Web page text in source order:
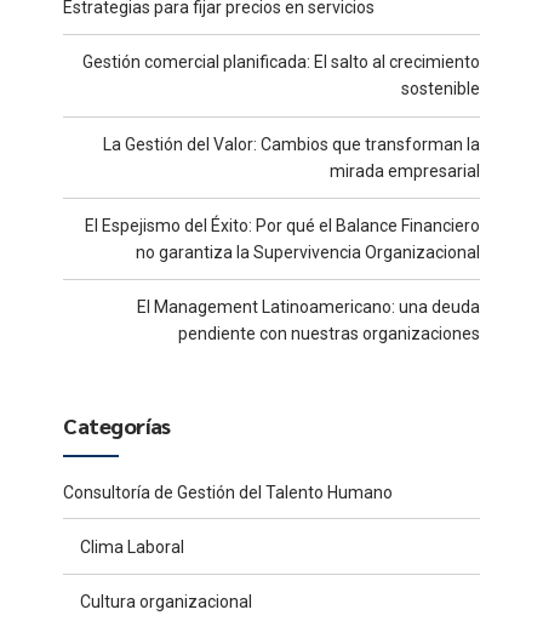
Estrategias para fijar precios en servicios
Gestión comercial planificada: El salto al crecimiento
sostenible
La Gestión del Valor: Cambios que transforman la
mirada empresarial
El Espejismo del Éxito: Por qué el Balance Financiero
no garantiza la Supervivencia Organizacional
El Management Latinoamericano: una deuda
pendiente con nuestras organizaciones
Categorías
Consultoría de Gestión del Talento Humano
Clima Laboral
Cultura organizacional